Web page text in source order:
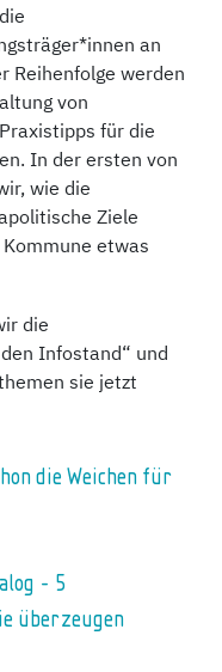
an
Reihenfolge werden
von
für die
In der ersten von
wie die
Ziele
etwas
die
Infostand“ und
sie jetzt
die Weichen für
- 5
überzeugen